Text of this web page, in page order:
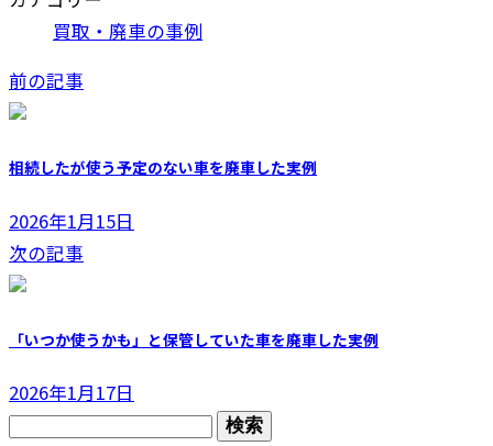
買取・廃車の事例
前の記事
相続したが使う予定のない車を廃車した実例
2026年1月15日
次の記事
「いつか使うかも」と保管していた車を廃車した実例
2026年1月17日
検